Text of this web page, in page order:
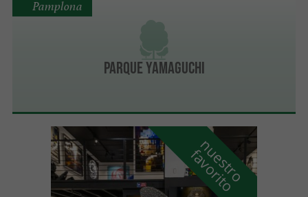
Parque Yamaguchi
Pamplona
n
u
e
s
t
r
o
f
a
v
o
r
i
t
o